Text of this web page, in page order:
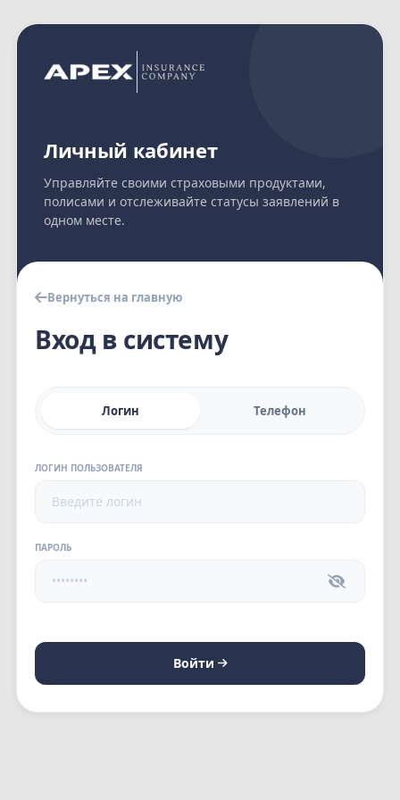
Личный кабинет
Управляйте своими страховыми продуктами,
полисами и отслеживайте статусы заявлений в
одном месте.
Вернуться на главную
Вход в систему
Логин Телефон
ЛОГИН ПОЛЬЗОВАТЕЛЯ
ПАРОЛЬ
Войти